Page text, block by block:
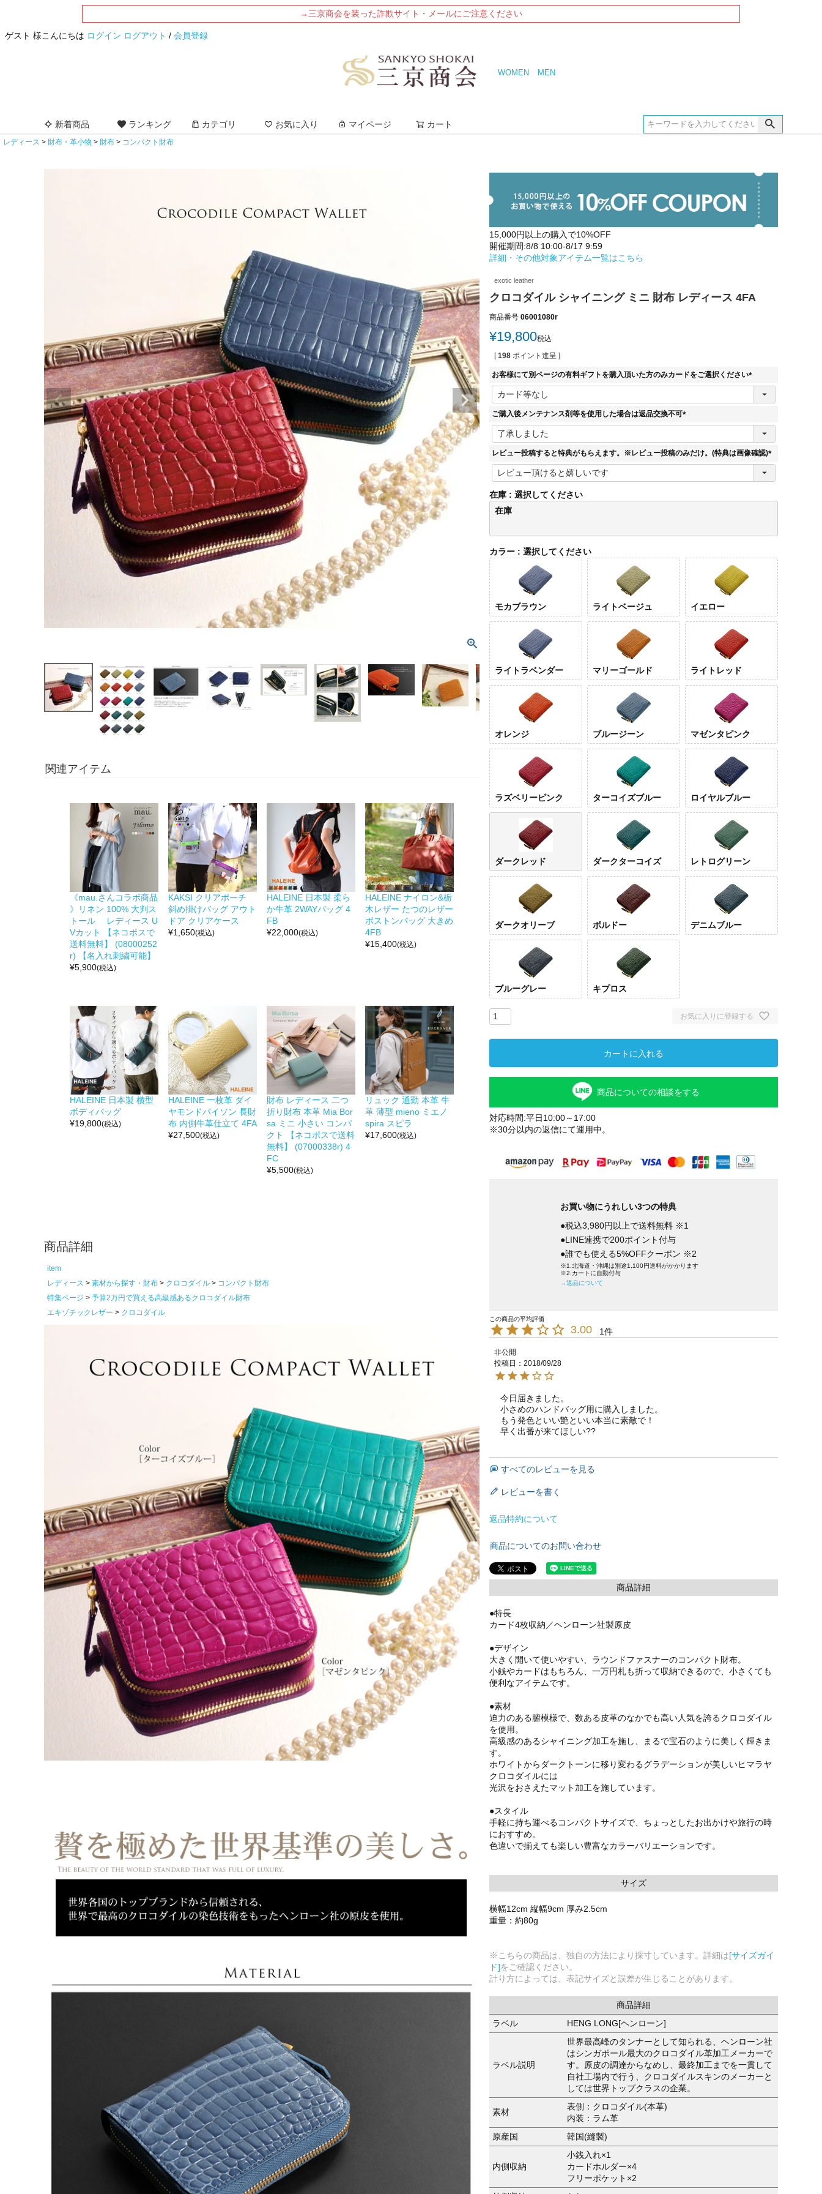
→三京商会を装った詐欺サイト・メールにご注意ください
ゲスト 様こんにちは ログイン ログアウト / 会員登録
WOMEN MEN
新着商品 ランキング カテゴリ お気に入り マイページ カート
レディース 財布・革小物 財布 コンパクト財布
モカブラウ
ライトベー
イエロー
関連アイテム
《mau.さんコラボ商品
》リネン 100% 大判ス
トール レディース U
Vカット 【ネコポスで
送料無料】 (08000252
r) 【名入れ刺繍可能】
¥5,900(税込)
KAKSI クリアポーチ
斜め掛けバッグ アウト
ドア クリアケース
¥1,650(税込)
HALEINE 日本製 柔ら
か牛革 2WAYバッグ 4
FB
¥22,000(税込)
HALEINE ナイロン&栃
木レザー たつのレザー
ボストンバッグ 大きめ
4FB
¥15,400(税込)
HALEINE 日本製 横型
ボディバッグ
¥19,800(税込)
HALEINE 一枚革 ダイ
ヤモンドパイソン 長財
布 内側牛革仕立て 4FA
¥27,500(税込)
財布 レディース 二つ
折り財布 本革 Mia Bor
sa ミニ 小さい コンパ
クト 【ネコポスで送料
無料】 (07000338r) 4
FC
¥5,500(税込)
リュック 通勤 本革 牛
革 薄型 mieno ミエノ
spira スピラ
¥17,600(税込)
商品詳細
item
レディース
素材から探す・財布 クロコダイル
コンパクト財布
特集ページ
予算2万円で買える高級感あるクロコダイル財布
エキゾチックレザー
クロコダイル
15,000円以上の購入で10%OFF
開催期間:8/8 10:00-8/17 9:59
詳細・その他対象アイテム一覧はこちら
exotic leather
クロコダイル シャイニング ミニ 財布 レディース 4FA
商品番号 06001080r
¥19,800税込
[ 198 ポイント進呈 ]
お客様にて別ページの有料ギフトを購入頂いた方のみカードをご選択ください
(
ご購入後メンテナンス剤等を使用した場合は返品交換不可
(
須
レビュー投稿すると特典がもらえます。※レビュー投稿のみだけ。(特典は画像確認)
(
)
在庫
選択してください
在庫
カラー 選択してください
モカブラウン ライトベージュ イエロー
ライトラベンダー マリーゴールド ライトレッド
オレンジ ブルージーン マゼンタピンク
ラズベリーピンク ターコイズブルー ロイヤルブルー
ダークレッド ダークターコイズ レトログリーン
ダークオリーブ ボルドー デニムブルー
ブルーグレー キプロス
お気に入りに登録する
カートに入れる
商品についての相談をする
対応時間:平日10:00～17:00
※30分以内の返信にて運用中。
お買い物にうれしい3つの特典
●税込3,980円以上で送料無料 ※1
●LINE連携で200ポイント付与
●誰でも使える5%OFFクーポン ※2
※1.北海道・沖縄は別途1,100円送料がかかります
※2.カートに自動付与
→返品について
3.00 1
非公開
投稿日
2018/09/28
今日届きました。
小さめのハンドバッグ用に購入しました。
もう発色といい艶といい本当に素敵で！
早く出番が来てほしい??
すべてのレビューを見る
レビューを書く
返品特約について
商品についてのお問い合わせ
商品詳細
●特長
カード4枚収納／ヘンローン社製原皮
●デザイン
大きく開いて使いやすい、ラウンドファスナーのコンパクト財布。
小銭やカードはもちろん、一万円札も折って収納できるので、小さくても
便利なアイテムです。
●素材
迫力のある腑模様で、数ある皮革のなかでも高い人気を誇るクロコダイル
を使用。
高級感のあるシャイニング加工を施し、まるで宝石のように美しく輝きま
す。
ホワイトからダークトーンに移り変わるグラデーションが美しいヒマラヤ
クロコダイルには
光沢をおさえたマット加工を施しています。
●スタイル
手軽に持ち運べるコンパクトサイズで、ちょっとしたお出かけや旅行の時
におすすめ。
色違いで揃えても楽しい豊富なカラーバリエーションです。
サイズ
横幅12cm 縦幅9cm 厚み2.5cm
重量：約80g
※こちらの商品は、独自の方法により採寸しています。詳細は[サイズガイ
ド]をご確認ください。
計り方によっては、表記サイズと誤差が生じることがあります。
商品詳細
ラベル
HENG LONG[ヘンローン]
ラベル説明
世界最高峰のタンナーとして知られる、ヘンローン社
はシンガポール最大のクロコダイル革加工メーカーで
す。原皮の調達からなめし、最終加工までを一貫して
自社工場内で行う、クロコダイルスキンのメーカーと
しては世界トップクラスの企業。
素材
表側：クロコダイル(本革)
内装：ラム革
原産国
韓国(縫製)
内側収納
小銭入れ×1
カードホルダー×4
フリーポケット×2